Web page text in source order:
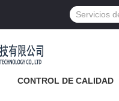
CONTROL DE CALIDAD